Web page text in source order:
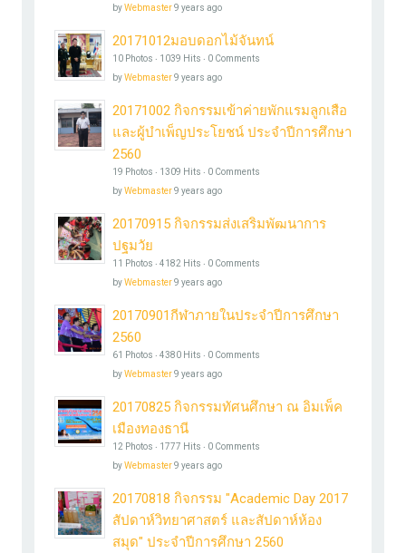
byWebmaster9 years ago
20171012มอบดอกไม้จันทน์
10 Photos ‧ 1039 Hits ‧ 0 Comments
byWebmaster9 years ago
20171002 กิจกรรมเข้าค่ายพักแรมลูกเสือ
และผู้บำเพ็ญประโยชน์ ประจำปีการศึกษา
2560
19 Photos ‧ 1309 Hits ‧ 0 Comments
byWebmaster9 years ago
20170915 กิจกรรมส่งเสริมพัฒนาการ
ปฐมวัย
11 Photos ‧ 4182 Hits ‧ 0 Comments
byWebmaster9 years ago
20170901กีฬาภายในประจำปีการศึกษา
2560
61 Photos ‧ 4380 Hits ‧ 0 Comments
byWebmaster9 years ago
20170825 กิจกรรมทัศนศึกษา ณ อิมเพ็ค
เมืองทองธานี
12 Photos ‧ 1777 Hits ‧ 0 Comments
byWebmaster9 years ago
20170818 กิจกรรม "Academic Day 2017
สัปดาห์วิทยาศาสตร์ และสัปดาห์ห้อง
สมุด" ประจำปีการศึกษา 2560